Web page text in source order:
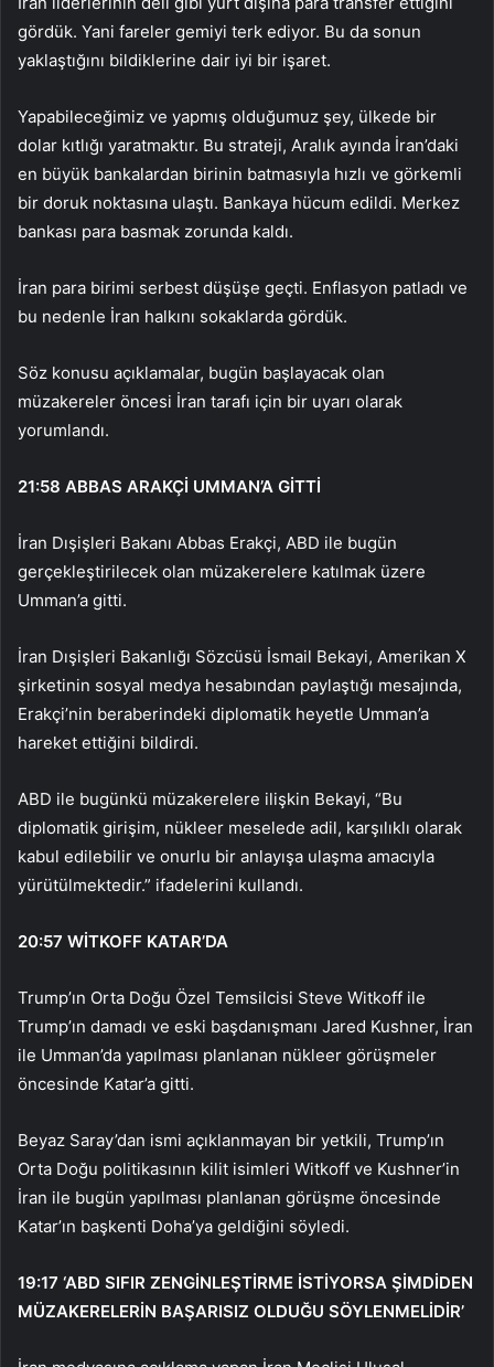
gördük. Yani fareler gemiyi terk ediyor. Bu da sonun
yaklaştığını bildiklerine dair iyi bir işaret.
Yapabileceğimiz ve yapmış olduğumuz şey, ülkede bir
dolar kıtlığı yaratmaktır. Bu strateji, Aralık ayında İran’daki
en büyük bankalardan birinin batmasıyla hızlı ve görkemli
bir doruk noktasına ulaştı. Bankaya hücum edildi. Merkez
bankası para basmak zorunda kaldı.
İran para birimi serbest düşüşe geçti. Enflasyon patladı ve
bu nedenle İran halkını sokaklarda gördük.
Söz konusu açıklamalar, bugün başlayacak olan
müzakereler öncesi İran tarafı için bir uyarı olarak
yorumlandı.
21:58 ABBAS ARAKÇİ UMMAN’A GİTTİ
İran Dışişleri Bakanı Abbas Erakçi, ABD ile bugün
gerçekleştirilecek olan müzakerelere katılmak üzere
Umman’a gitti.
İran Dışişleri Bakanlığı Sözcüsü İsmail Bekayi, Amerikan X
şirketinin sosyal medya hesabından paylaştığı mesajında,
Erakçi’nin beraberindeki diplomatik heyetle Umman’a
hareket ettiğini bildirdi.
ABD ile bugünkü müzakerelere ilişkin Bekayi, “Bu
diplomatik girişim, nükleer meselede adil, karşılıklı olarak
kabul edilebilir ve onurlu bir anlayışa ulaşma amacıyla
yürütülmektedir.” ifadelerini kullandı.
20:57 WİTKOFF KATAR’DA
Trump’ın Orta Doğu Özel Temsilcisi Steve Witkoff ile
Trump’ın damadı ve eski başdanışmanı Jared Kushner, İran
ile Umman’da yapılması planlanan nükleer görüşmeler
öncesinde Katar’a gitti.
Beyaz Saray’dan ismi açıklanmayan bir yetkili, Trump’ın
Orta Doğu politikasının kilit isimleri Witkoff ve Kushner’in
İran ile bugün yapılması planlanan görüşme öncesinde
Katar’ın başkenti Doha’ya geldiğini söyledi.
19:17 ‘ABD SIFIR ZENGİNLEŞTİRME İSTİYORSA ŞİMDİDEN
MÜZAKERELERİN BAŞARISIZ OLDUĞU SÖYLENMELİDİR’